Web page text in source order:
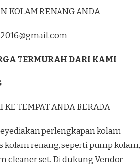
KOLAM RENANG ANDA
TERMURAH DARI KAMI
KE TEMPAT ANDA BERADA
perlengkapan kolam
kolam renang, seperti pump kolam,
cleaner set. Di dukung Vendor